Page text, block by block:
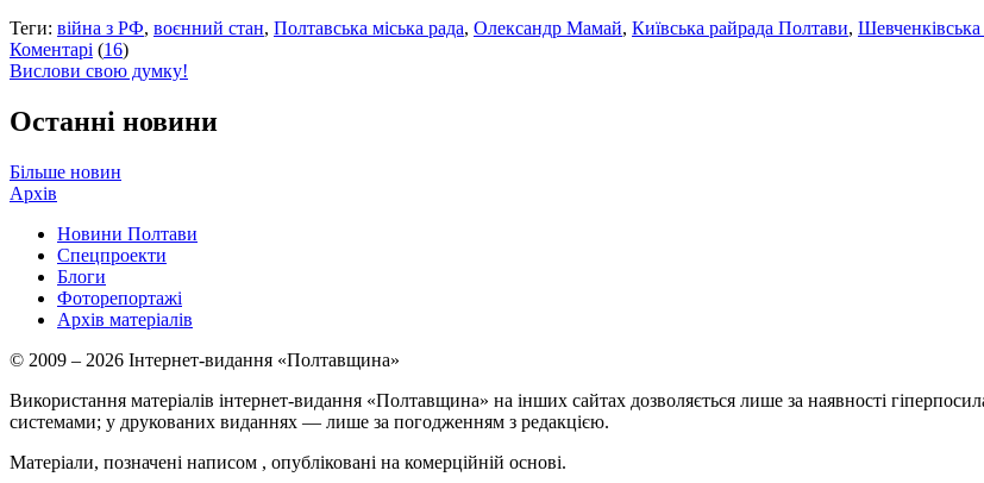
Теги: війна з РФ, воєнний стан, Полтавська міська рада, Олександр Мамай, Київська райрада Полтави,
Коментарі (16)
Вислови свою думку!
Останні новини
Більше новин
Архів
Новини Полтави
Спецпроекти
Блоги
Фоторепортажі
Архів матеріалів
© 2009 – 2026 Інтернет-видання «Полтавщина»
Використання матеріалів інтернет-видання «Полтавщина» на інших сайтах дозволяється лише за наявності
системами; у друкованих виданнях — лише за погодженням з редакцією.
Матеріали, позначені написом , опубліковані на комерційній основі.